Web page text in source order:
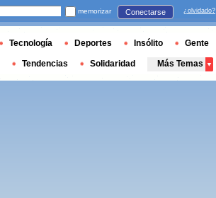
memorizar Conectarse ¿olvidado?
Tecnología Deportes Insólito Gente
Tendencias Solidaridad Más Temas